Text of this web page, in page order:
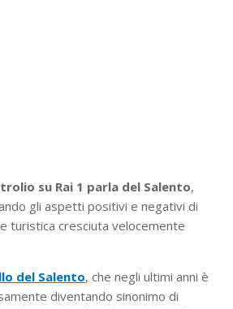
su Rai 1 parla del Salento,
gli aspetti positivi e negativi di
turistica cresciuta velocemente
del Salento, che negli ultimi anni è
diventando sinonimo di